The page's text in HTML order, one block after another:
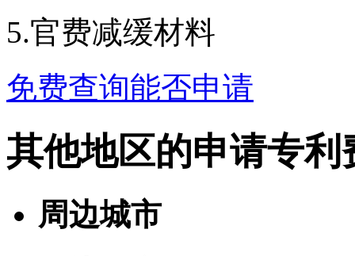
5.官费减缓材料
免费查询能否申请
其他地区的申请专利
周边城市